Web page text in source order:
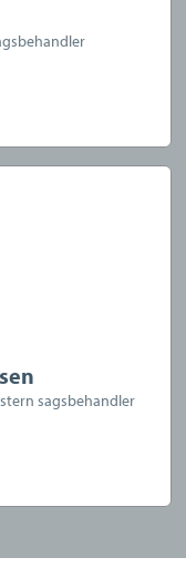
sagsbehandler